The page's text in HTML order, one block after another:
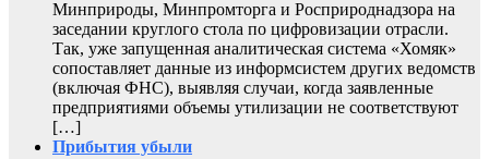
Минприроды, Минпромторга и Росприроднадзора на
заседании круглого стола по цифровизации отрасли.
Так, уже запущенная аналитическая система «Хомяк»
сопоставляет данные из информсистем других ведомств
(включая ФНС), выявляя случаи, когда заявленные
предприятиями объемы утилизации не соответствуют
[…]
Прибытия убыли